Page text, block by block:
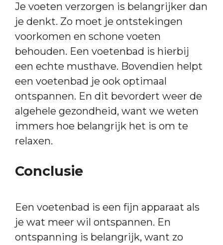
Je voeten verzorgen is belangrijker dan
je denkt. Zo moet je ontstekingen
voorkomen en schone voeten
behouden. Een voetenbad is hierbij
een echte musthave. Bovendien helpt
een voetenbad je ook optimaal
ontspannen. En dit bevordert weer de
algehele gezondheid, want we weten
immers hoe belangrijk het is om te
relaxen.
Conclusie
Een voetenbad is een fijn apparaat als
je wat meer wil ontspannen. En
ontspanning is belangrijk, want zo